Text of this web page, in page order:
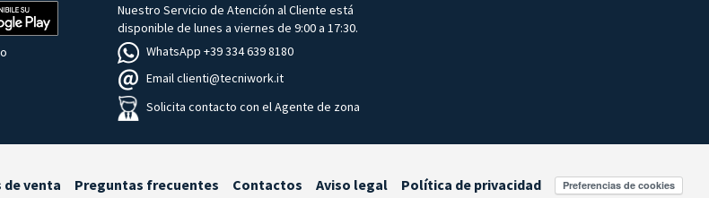
Nuestro Servicio de Atención al Cliente está
disponible de lunes a viernes de 9:00 a 17:30.
WhatsApp +39 334 639 8180
Email clienti@tecniwork.it
Solicita contacto con el Agente de zona
de venta Preguntas frecuentes Contactos Aviso legal Política de privacidad Preferencias de cookies